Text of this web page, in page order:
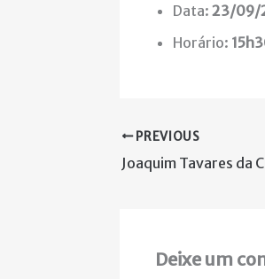
Data: 23/09/
Horário:
PREVIOUS
Joaquim Tavares da
Deixe um